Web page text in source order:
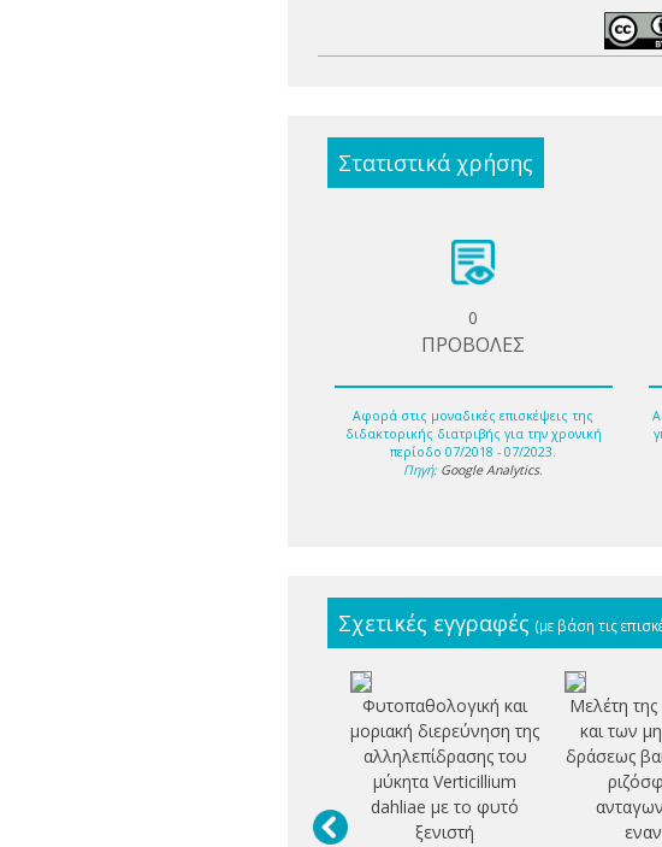
Στατιστικά χρήσης
0
ΠΡΟΒΟΛΕΣ
Αφορά στις μοναδικές επισκέψεις της
διδακτορικής διατριβής για την χρονική
περίοδο 07/2018 - 07/2023.
Πηγή: Google Analytics.
Σχετικές εγγραφές (με βάση τις
Φυτοπαθολογική και
μοριακή διερεύνηση της
αλληλεπίδρασης του
μύκητα Verticillium
dahliae με το φυτό
ξενιστή
Μελέτη της
και των
δράσεως